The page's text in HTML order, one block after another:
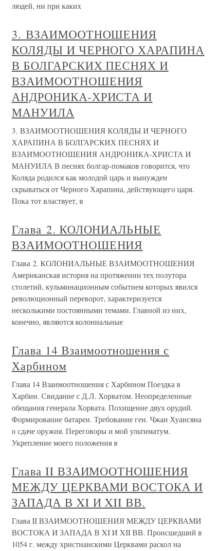
людей, ни при каких
3. ВЗАИМООТНОШЕНИЯ
КОЛЯДЫ И ЧЕРНОГО ХАРАПИНА
В БОЛГАРСКИХ ПЕСНЯХ И
ВЗАИМООТНОШЕНИЯ
АНДРОНИКА-ХРИСТА И
МАНУИЛА
3. ВЗАИМООТНОШЕНИЯ КОЛЯДЫ И ЧЕРНОГО
ХАРАПИНА В БОЛГАРСКИХ ПЕСНЯХ И
ВЗАИМООТНОШЕНИЯ АНДРОНИКА-ХРИСТА И
МАНУИЛА В песнях болгар-помаков говорится, что
Коляда родился как молодой царь и вынужден
скрываться от Черного Харапина, действующего царя.
Пока тот властвует, в
Глава 2. КОЛОНИАЛЬНЫЕ
ВЗАИМООТНОШЕНИЯ
Глава 2. КОЛОНИАЛЬНЫЕ ВЗАИМООТНОШЕНИЯ
Американская история на протяжении тех полутора
столетий, кульминационным событием которых явился
революционный переворот, характеризуется
несколькими постоянными темами. Главной из них,
конечно, являются колониальные
Глава 14 Взаимоотношения с
Харбином
Глава 14 Взаимоотношения с Харбином Поездка в
Харбин. Свидание с Д.Л. Хорватом. Неопределенные
обещания генерала Хорвата. Похищение двух орудий.
Формирование батареи. Требование ген. Чжан Хуансяна
о сдаче оружия. Переговоры и мой ультиматум.
Укрепление моего положения в
Глава II ВЗАИМООТНОШЕНИЯ
МЕЖДУ ЦЕРКВАМИ ВОСТОКА И
ЗАПАДА В XI И XII ВВ.
Глава II ВЗАИМООТНОШЕНИЯ МЕЖДУ ЦЕРКВАМИ
ВОСТОКА И ЗАПАДА В XI И XII ВВ. Происшедший в
1054 г. между христианскими Церквами раскол на